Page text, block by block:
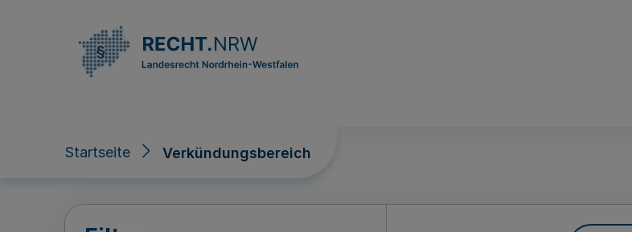
Startseite Verkündungsbereich